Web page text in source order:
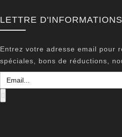
LETTRE D'INFORMATIONS
Entrez votre adresse email pour
spéciales, bons de réductions,